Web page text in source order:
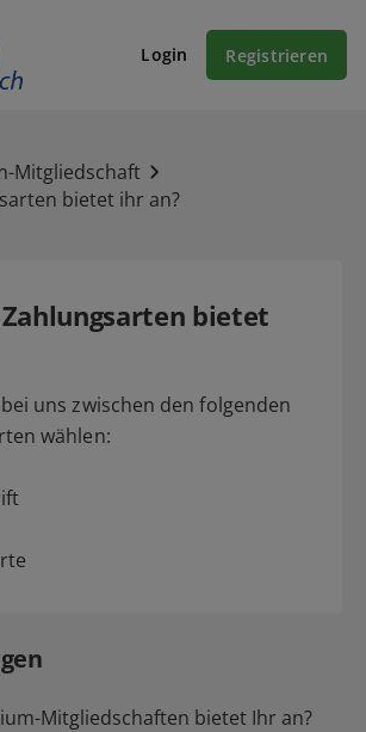
Login Registrieren
Mitgliedschaft
bietet ihr an?
bietet
uns zwischen den folgenden
wählen:
Mitgliedschaften bietet Ihr an?